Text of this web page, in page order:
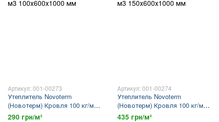
Артикул: 001-00273
Утеплитель Novoterm
(Новотерм) Кровля 100 кг/м3
100х600х1000 мм
290 грн/м²
Артикул: 001-00274
Утеплитель Novoterm
(Новотерм) Кровля 100 кг/м3
150х600х1000 мм
435 грн/м²